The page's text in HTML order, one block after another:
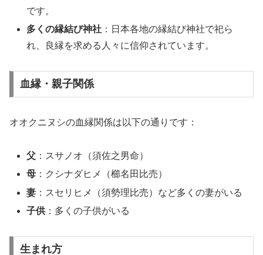
です。
多くの縁結び神社 ：日本各地の縁結び神社で祀ら
れ、良縁を求める人々に信仰されています。
血縁・親子関係
オオクニヌシの血縁関係は以下の通りです：
父 ：スサノオ（須佐之男命）
母 ：クシナダヒメ（櫛名田比売）
妻 ：スセリヒメ（須勢理比売）など多くの妻がいる
子供 ：多くの子供がいる
生まれ方